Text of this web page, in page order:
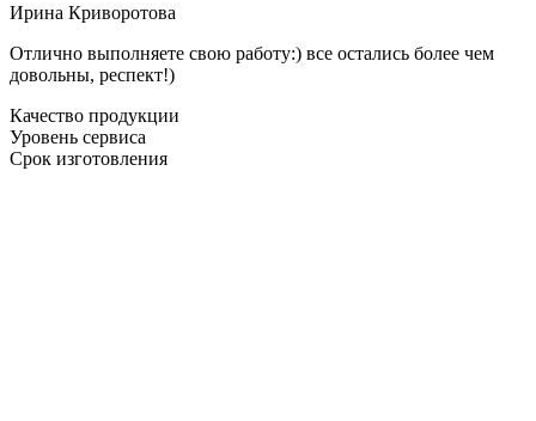
Ирина Криворотова
Отлично выполняете свою работу:) все остались более чем
довольны, респект!)
Качество продукции
Уровень сервиса
Срок изготовления